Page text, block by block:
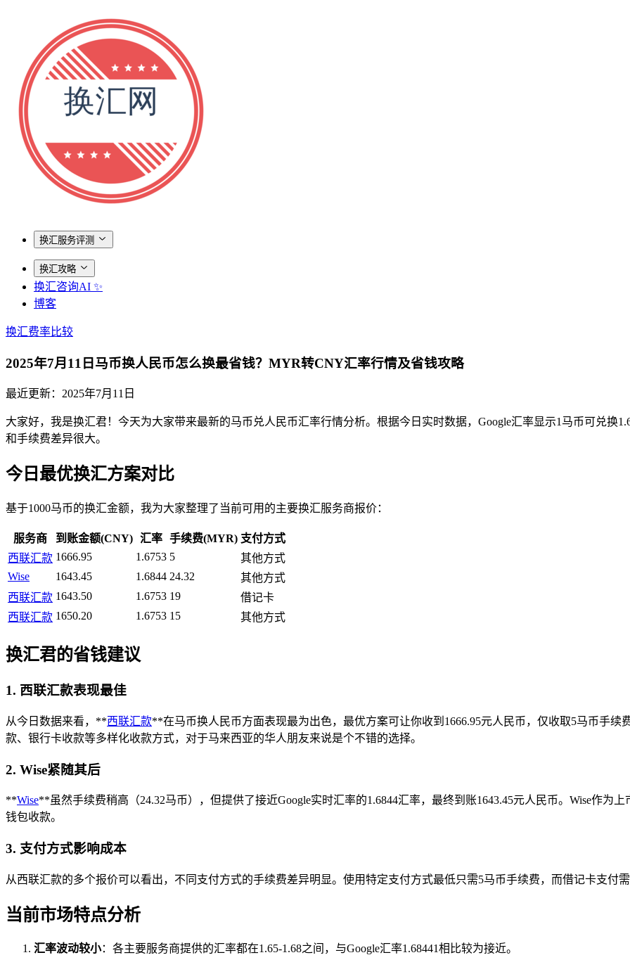
换汇服务评测
换汇攻略
换汇咨询AI ✨
博客
换汇费率比较
2025年7月11日马币换人民币怎么换最省钱？MYR转CNY汇率行情及省钱攻略
最近更新： 2025年7月11日
大家好，我是换汇君！今天为大家带来最新的马币兑人民币汇率行情分析。根据今日实时数据，Google汇率显示1马币可兑换
和手续费差异很大。
今日最优换汇方案对比
基于1000马币的换汇金额，我为大家整理了当前可用的主要换汇服务商报价：
服务商 到账金额(CNY) 汇率 手续费(MYR) 支付方式
西联汇款 1666.95 1.6753 5
其他方式
Wise
1643.45 1.6844 24.32
其他方式
西联汇款 1643.50 1.6753 19
借记卡
西联汇款 1650.20 1.6753 15 其他方式
换汇君的省钱建议
1. 西联汇款表现最佳
从今日数据来看，**西联汇款**在马币换人民币方面表现最为出色，最优方案可让你收到1666.95元人民币，仅收取5马币手
款、银行卡收款等多样化收款方式，对于马来西亚的华人朋友来说是个不错的选择。
2. Wise紧随其后
**Wise**虽然手续费稍高（24.32马币），但提供了接近Google实时汇率的1.6844汇率，最终到账1643.45元人民币。Wise作为
钱包收款。
3. 支付方式影响成本
从西联汇款的多个报价可以看出，不同支付方式的手续费差异明显。使用特定支付方式最低只需5马币手续费，而借记卡支付
当前市场特点分析
汇率波动较小：各主要服务商提供的汇率都在1.65-1.68之间，与Google汇率1.68441相比较为接近。